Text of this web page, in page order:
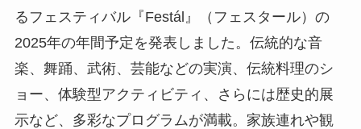
るフェスティバル『Festál』（フェスタール）の
2025年の年間予定を発表しました。伝統的な音
楽、舞踊、武術、芸能などの実演、伝統料理のシ
ョー、体験型アクティビティ、さらには歴史的展
示など、多彩なプログラムが満載。家族連れや観